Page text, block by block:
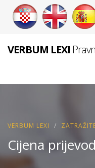
VERBUM LEXI
VERBUM LEXI
Cijena